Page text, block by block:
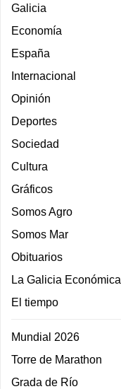
Galicia
Economía
España
Internacional
Opinión
Deportes
Sociedad
Cultura
Gráficos
Somos Agro
Somos Mar
Obituarios
La Galicia Económica
El tiempo
Mundial 2026
Torre de Marathon
Grada de Río